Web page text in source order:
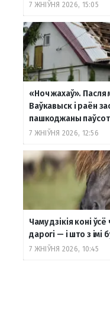
7 ЖНІЎНЯ 2026, 15:05
«Ноч жахаў». Пасля
Ваўкавыск і раён
пашкоджаны
7 ЖНІЎНЯ 2026, 12:56
Чаму дзікія коні
дарогі — і што з імі
7 ЖНІЎНЯ 2026, 10:45